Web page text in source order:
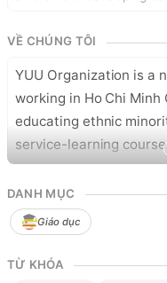
VỀ CHÚNG TÔI
YUU Organization is a
working in Ho Chi Minh
educating ethnic
service-learning
DANH MỤC
Giáo dục
TỪ KHÓA